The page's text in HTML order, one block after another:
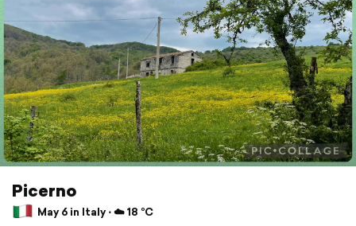
Picerno
May 6 in Italy ⋅ ☁️ 18 °C